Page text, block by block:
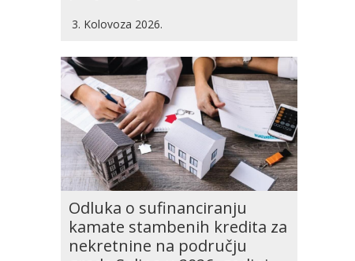
3. Kolovoza 2026.
Odluka o sufinanciranju
kamate stambenih kredita za
nekretnine na području